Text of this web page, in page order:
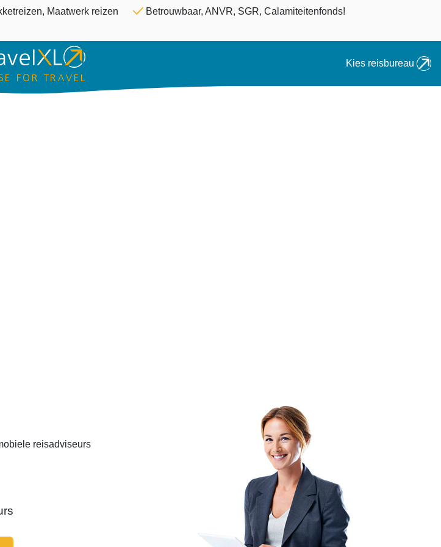
Overslaan en naar de inhoud gaan
Maatwerk reizen Betrouwbaar, ANVR, SGR, Calamiteitenfonds!
Kies reisbureau
reisadviseurs